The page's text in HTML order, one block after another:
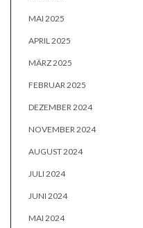
MAI 2025
APRIL 2025
MÄRZ 2025
FEBRUAR 2025
DEZEMBER 2024
NOVEMBER 2024
AUGUST 2024
JULI 2024
JUNI 2024
MAI 2024